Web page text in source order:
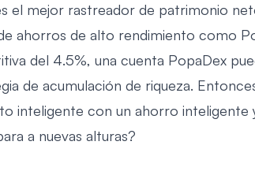
el mejor rastreador de patrimonio
ahorros de alto rendimiento como
del 4.5%, una cuenta PopaDex
de acumulación de riqueza.
inteligente con un ahorro inteligente
a nuevas alturas?